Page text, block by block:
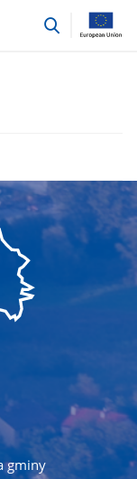
przejdź
gminy